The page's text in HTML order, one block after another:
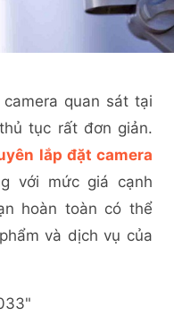
quan sát tại
tục rất đơn giản.
lắp đặt camera
với mức giá cạnh
hoàn toàn có thể
và dịch vụ của